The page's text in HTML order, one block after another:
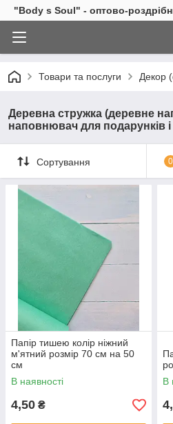
"Body s Soul" - оптово-
Товари та послуги Декор
Деревна стружка (деревне
наповнювач для подарунків
Сортування 0
Папір тишею колір ніжний
м'ятний розмір 70 см на 50
см
В наявності
4,50 ₴
В